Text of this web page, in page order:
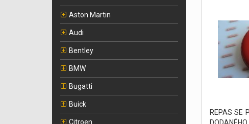
Aston Martin
Audi
Bentley
BMW
Bugatti
Buick
Citroen
REPAS SE